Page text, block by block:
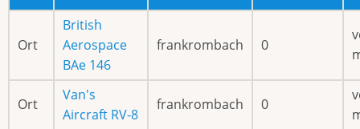
Ort
British
Aerospace
BAe 146
frankrombach 0
Ort
Van's
Aircraft RV-8
frankrombach 0